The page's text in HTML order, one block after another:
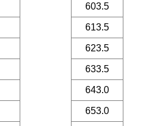
603.5
613.5
623.5
633.5
643.0
653.0